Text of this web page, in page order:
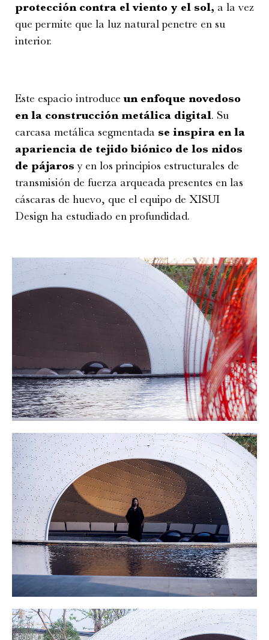
protección contra el viento y el sol, a la vez
que permite que la luz natural penetre en su
interior.
Este espacio introduceun enfoque novedoso
en la construcción metálica digital. Su
carcasa metálica segmentada se inspira en la
apariencia de tejido biónico de los nidos
de pájaros y en los principios estructurales de
transmisión de fuerza arqueada presentes en las
cáscaras de huevo, que el equipo de XISUI
Design ha estudiado en profundidad.